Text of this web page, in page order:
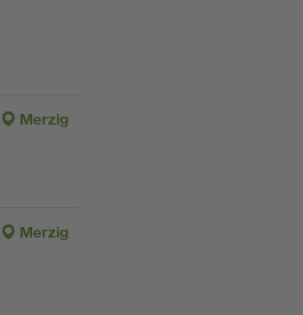
Merzig
Merzig